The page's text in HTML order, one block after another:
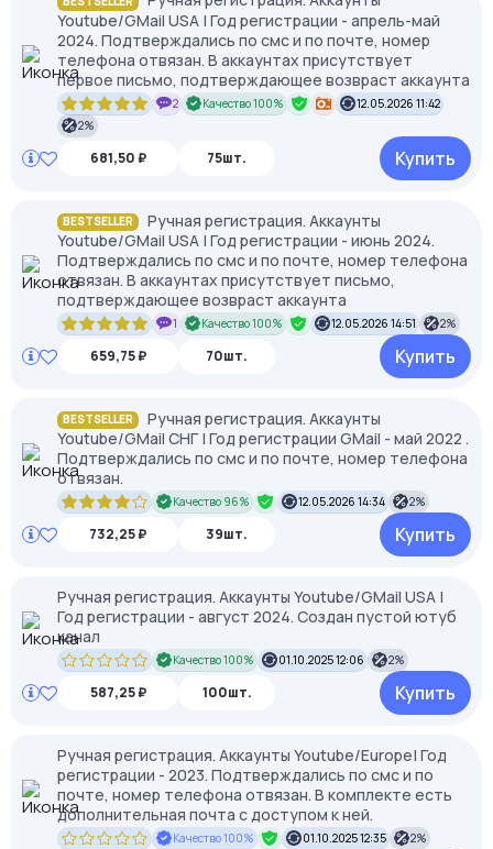
Youtube/GMail USA | Год регистрации - апрель-май
2024. Подтверждались по смс и по почте, номер
телефона отвязан. В аккаунтах присутствует
первое письмо, подтверждающее возвраст аккаунта
2 Качество 100%
12.05.2026 11:42
2%
681,50 ₽ 75шт. Купить
BESTSELLER
Ручная регистрация. Аккаунты
Youtube/GMail USA | Год регистрации - июнь 2024.
Подтверждались по смс и по почте, номер телефона
отвязан. В аккаунтах присутствует письмо,
подтверждающее возвраст аккаунта
1 Качество 100% 12.05.2026 14:51 2%
659,75 ₽ 70шт. Купить
BESTSELLER
Ручная регистрация. Аккаунты
Youtube/GMail СНГ | Год регистрации GMail - май 2022 .
Подтверждались по смс и по почте, номер телефона
отвязан.
Качество 96% 12.05.2026 14:34 2%
732,25 ₽ 39шт. Купить
Ручная регистрация. Аккаунты Youtube/GMail USA |
Год регистрации - август 2024. Создан пустой ютуб
канал
Качество 100% 01.10.2025 12:06 2%
587,25 ₽ 100шт. Купить
Ручная регистрация. Аккаунты Youtube/Europe| Год
регистрации - 2023. Подтверждались по смс и по
почте, номер телефона отвязан. В комплекте есть
дополнительная почта с доступом к ней.
Качество 100% 01.10.2025 12:35 2%